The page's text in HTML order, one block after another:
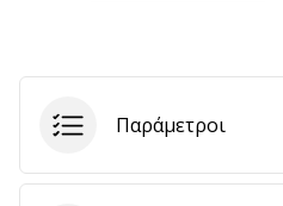
Παράμετροι